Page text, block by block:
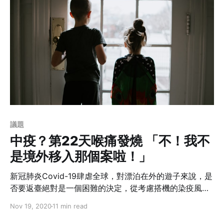
議題
中疫？第22天喉痛發燒 「不！我不
是境外移入那個案啦！」
新冠肺炎Covid-19肆虐全球，對漂泊在外的遊子來說，是
否要返臺絕對是一個困難的決定，從考慮搭機的染疫風
切，作者獲得老闆法外開恩–兩個月的 Work From
Nov 19, 202011 min read